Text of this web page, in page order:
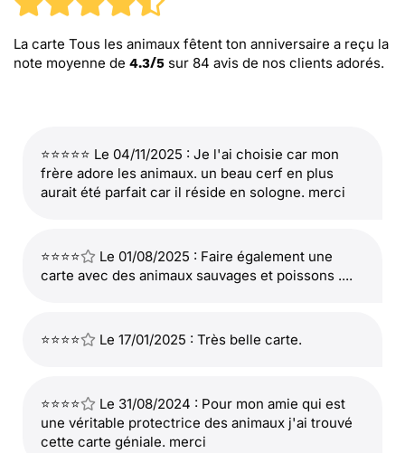
La carte Tous les animaux fêtent ton anniversaire a reçu la
note moyenne de 4.3/5 sur 84 avis de nos clients adorés.
⭐⭐⭐⭐⭐ Le 04/11/2025 : Je l'ai choisie car mon
frère adore les animaux. un beau cerf en plus
aurait été parfait car il réside en sologne. merci
⭐⭐⭐⭐
Le 01/08/2025 : Faire également une
carte avec des animaux sauvages et poissons ....
⭐⭐⭐⭐ Le 17/01/2025 : Très belle carte.
⭐⭐⭐⭐
Le 31/08/2024 : Pour mon amie qui est
une véritable protectrice des animaux j'ai trouvé
cette carte géniale. merci